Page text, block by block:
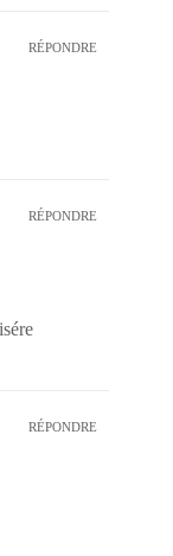
RÉPONDRE
RÉPONDRE
RÉPONDRE